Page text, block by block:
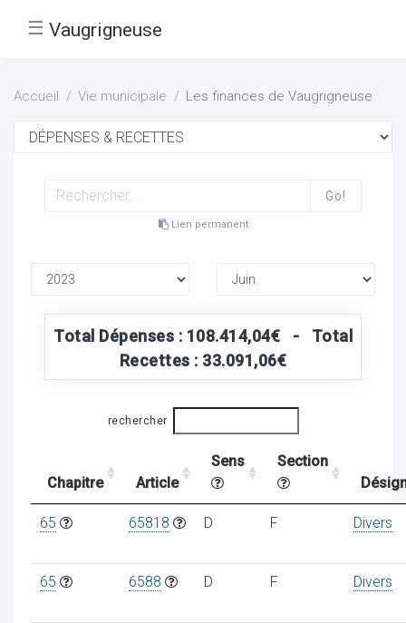
☰ Vaugrigneuse
Accueil Vie municipale Les finances de Vaugrigneuse
Go!
Lien permanent
Total Dépenses : 108.414,04€ - Total
Recettes : 33.091,06€
rechercher
Chapitre Article
Sens
Section
65 65818 D F Divers
65 6588 D F Divers